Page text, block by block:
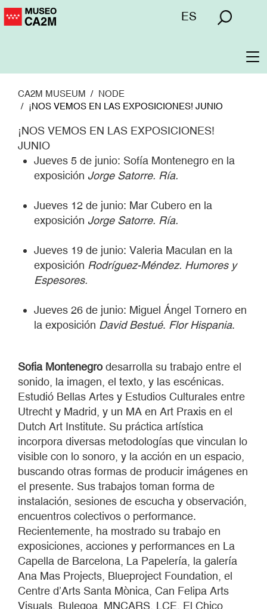
Skip
to
Menú
ES
CA2M MUSEUM
NODE
¡NOS VEMOS EN LAS EXPOSICIONES! JUNIO
¡NOS VEMOS EN LAS EXPOSICIONES!
JUNIO
Jueves 5 de junio: Sofía Montenegro en la
exposición Jorge Satorre. Ría.
Jueves 12 de junio: Mar Cubero en la
exposición Jorge Satorre. Ría.
Jueves 19 de junio: Valeria Maculan en la
exposición Rodríguez-Méndez. Humores y
Espesores.
Jueves 26 de junio: Miguel Ángel Tornero en
la exposición David Bestué. Flor Hispania.
Sofia Montenegro desarrolla su trabajo entre el
sonido, la imagen, el texto, y las escénicas.
Estudió Bellas Artes y Estudios Culturales entre
Utrecht y Madrid, y un MA en Art Praxis en el
Dutch Art Institute. Su práctica artística
incorpora diversas metodologías que vinculan lo
visible con lo sonoro, y la acción en un espacio,
buscando otras formas de producir imágenes en
el presente. Sus trabajos toman forma de
instalación, sesiones de escucha y observación,
encuentros colectivos o performance.
Recientemente, ha mostrado su trabajo en
exposiciones, acciones y performances en La
Capella de Barcelona, La Papelería, la galería
Ana Mas Projects, Blueproject Foundation, el
Centre d’Arts Santa Mònica, Can Felipa Arts
Visuals, Bulegoa, MNCARS, LCE, El Chico